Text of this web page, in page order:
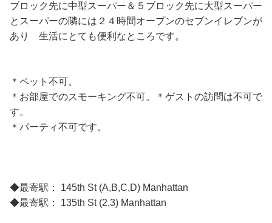
ブロック先に中型スーパー＆５ブロック先に大型スーパー
とスーパーの隣には２４時間オープンのセブンイレブンが
あり 生活にとても便利なところです。
＊ペット不可。
＊お部屋でのスモーキング不可。＊ゲストの訪問は不可で
す。
＊パーティ不可です。
◆最寄駅： 145th St (A,B,C,D) Manhattan
◆最寄駅： 135th St (2,3) Manhattan